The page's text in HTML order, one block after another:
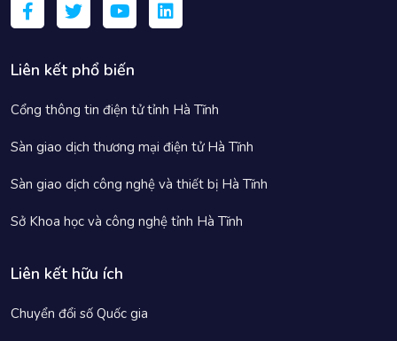
Liên kết phổ biến
Cổng thông tin điện tử tỉnh Hà Tĩnh
Sàn giao dịch thương mại điện tử Hà Tĩnh
Sàn giao dịch công nghệ và thiết bị Hà Tĩnh
Sở Khoa học và công nghệ tỉnh Hà Tĩnh
Liên kết hữu ích
Chuyển đổi số Quốc gia